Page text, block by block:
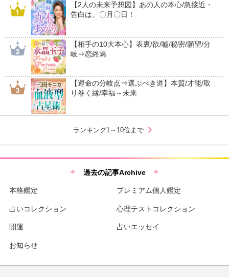
【2人の未来予想図】あの人の本心/急接近・
告白は、〇月〇日！
【相手の10大本心】表裏/欲/嘘/秘密/願望/分
岐⇒恋終焉
【運命の分岐点⇒選ぶべき道】本質/才能/取
り巻く縁/幸福～未来
ランキング1～10位まで chevron_right
過去の記事Archive
本格鑑定 プレミアム個人鑑定
占いコレクション 心理テストコレクション
開運 占いエッセイ
お知らせ